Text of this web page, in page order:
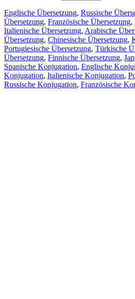
Englische Übersetzung, Russische
Übersetzung, Französische Übersetzung,
Italienische Übersetzung, Arabische
Übersetzung, Chinesische Übersetzung,
Portugiesische Übersetzung, Türkische
Übersetzung, Finnische Übersetzung,
Spanische Konjugation, Englische
Konjugation, Italienische Konjugation,
Russische Konjugation, Französische